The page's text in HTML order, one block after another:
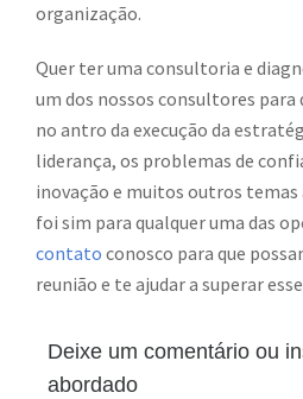
organização.
Quer ter uma consultoria e
um dos nossos consultores para
no antro da execução da
liderança, os problemas de
inovação e muitos outros temas
foi sim para qualquer uma das
contato conosco para que
reunião e te ajudar a superar
Deixe um comentário ou
abordado